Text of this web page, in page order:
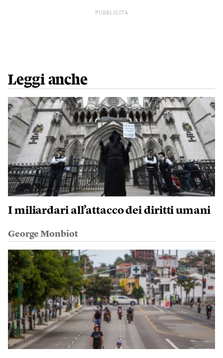
PUBBLICITÀ
Leggi anche
I miliardari all’attacco dei diritti umani
George Monbiot